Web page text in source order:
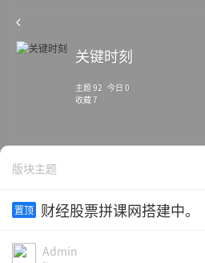
关键时刻
主题 92 今日 0
收藏 7
版块主题
置顶 财经股票拼课网搭建中。
Admin